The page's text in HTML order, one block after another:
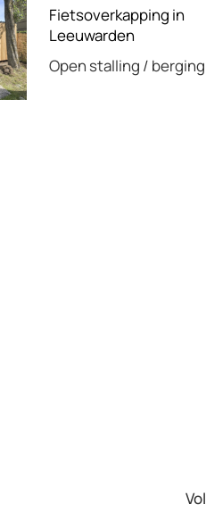
Fietsoverkapping in
Leeuwarden
Open stalling / berging